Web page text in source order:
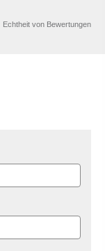
Echtheit von Bewertungen